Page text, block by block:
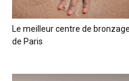
Le meilleur centre de bronzage
de Paris